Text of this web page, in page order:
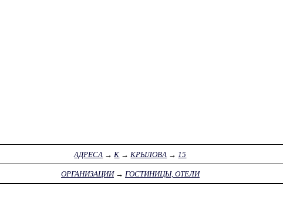
АДРЕСА → К → КРЫЛОВА → 15
ОРГАНИЗАЦИИ→ ГОСТИНИЦЫ, ОТЕЛИ